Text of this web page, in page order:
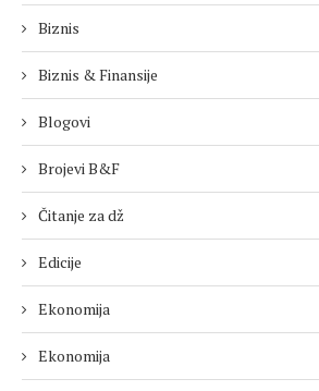
Biznis
Biznis & Finansije
Blogovi
Brojevi B&F
Čitanje za dž
Edicije
Ekonomija
Ekonomija